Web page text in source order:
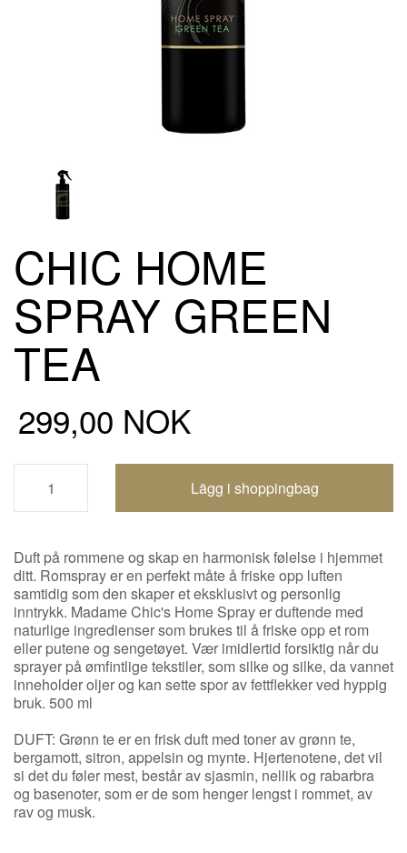
CHIC HOME
SPRAY GREEN
TEA
299,00 NOK
Handlevogn oppdatert
Duft på rommene og skap en harmonisk følelse i hjemmet
ditt. Romspray er en perfekt måte å friske opp luften
samtidig som den skaper et eksklusivt og personlig
inntrykk. Madame Chic's Home Spray er duftende med
naturlige ingredienser som brukes til å friske opp et rom
eller putene og sengetøyet. Vær imidlertid forsiktig når du
sprayer på ømfintlige tekstiler, som silke og silke, da vannet
inneholder oljer og kan sette spor av fettflekker ved hyppig
bruk. 500 ml
DUFT: Grønn te er en frisk duft med toner av grønn te,
bergamott, sitron, appelsin og mynte. Hjertenotene, det vil
si det du føler mest, består av sjasmin, nellik og rabarbra
og basenoter, som er de som henger lengst i rommet, av
rav og musk.